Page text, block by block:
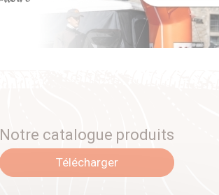
Notre catalogue produits
Télécharger